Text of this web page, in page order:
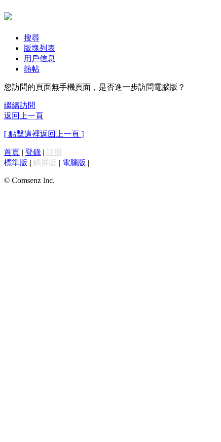
搜尋
版塊列表
用戶信息
熱帖
您訪問的頁面無手機頁面，是否進一步訪問電腦版？
繼續訪問
返回上一頁
[ 點擊這裡返回上一頁 ]
首頁 | 登錄 | 註冊
標準版 | 觸屏版 | 電腦版 |
© Comsenz Inc.